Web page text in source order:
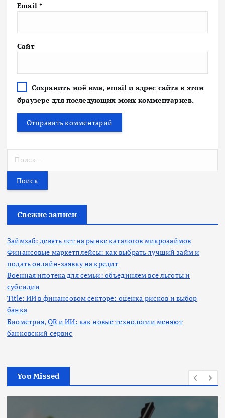
Email *
Сайт
Сохранить моё имя, email и адрес сайта в этом
браузере для последующих моих комментариев.
т
Свежие записи
Займхаб: девять лет на рынке каталогов микрозаймов
Финансовые маркетплейсы: как выбрать лучший займ и
подать онлайн-заявку на кредит
Военная ипотека для семьи: объединяем все льготы и
субсидии
Title: ИИ в финансовом секторе: оценка рисков и выбор
банка
Биометрия, QR и ИИ: как новые технологии меняют
банковский сервис
You Missed